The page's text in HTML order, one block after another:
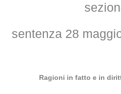
sentenza 28
Ragioni in fatto e in